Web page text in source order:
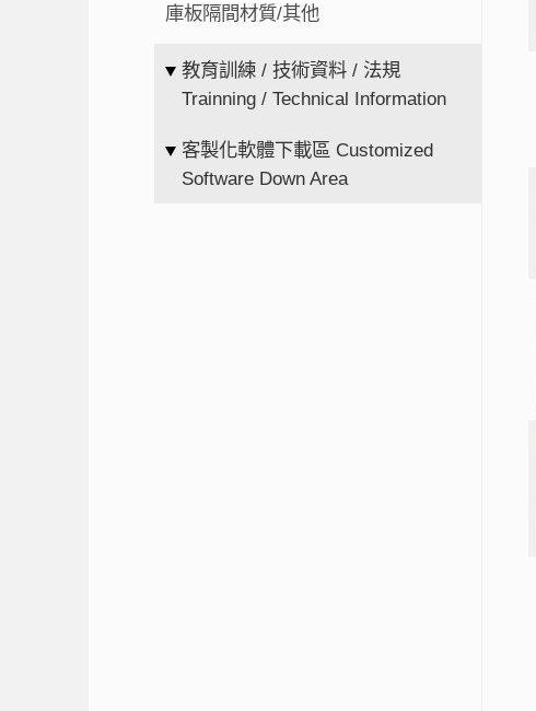
庫板隔間材質/其他
教育訓練 / 技術資料 / 法規
Trainning / Technical Information
客製化軟體下載區 Customized
Software Down Area